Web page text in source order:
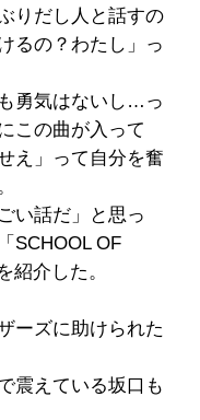
りだし人と話すの
るの？わたし」っ
勇気はないし…っ
この曲が入って
え」って自分を奮
い話だ」と思っ
SCHOOL OF
紹介した。
ーズに助けられた
震えている坂口も